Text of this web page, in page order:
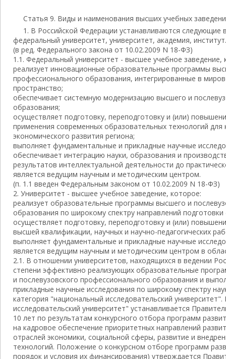
Статья 9. Виды и наименования высших учебных
1. В Российской Федерации устанавливаются следующие
федеральный университет, университет, академия, институт.
(в ред. Федерального закона от 10.02.2009 N 18-ФЗ)
1.1. Федеральный университет - высшее учебное заведение,
реализует инновационные образовательные программы
профессионального образования, интегрированные в
пространство;
обеспечивает системную модернизацию высшего и
образования;
осуществляет подготовку, переподготовку и (или)
применения современных образовательных технологий для
экономического развития региона;
выполняет фундаментальные и прикладные научные
обеспечивает интеграцию науки, образования и
результатов интеллектуальной деятельности до
является ведущим научным и методическим центром.
(п. 1.1 введен Федеральным законом от 10.02.2009 N 18-ФЗ)
2. Университет - высшее учебное заведение, которое:
реализует образовательные программы высшего и
образования по широкому спектру направлений подготовки
осуществляет подготовку, переподготовку и (или)
высшей квалификации, научных и научно-педагогических
выполняет фундаментальные и прикладные научные
является ведущим научным и методическим центром в
2.1. В отношении университетов, находящихся в ведении
степени эффективно реализующих образовательные
и послевузовского профессионального образования и
прикладные научные исследования по широкому спектру
категория "национальный исследовательский
исследовательский университет" устанавливается
10 лет по результатам конкурсного отбора программ
на кадровое обеспечение приоритетных направлений
отраслей экономики, социальной сферы, развитие и
технологий. Положение о конкурсном отборе программ
порядок и условия их финансирования) утверждается